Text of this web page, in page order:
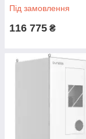
Під замовлення
116 775 ₴